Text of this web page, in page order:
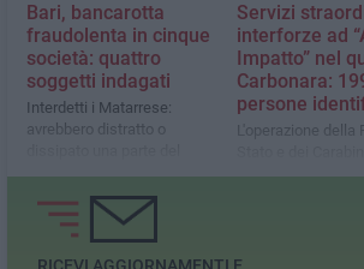
Bari, bancarotta
fraudolenta in cinque
società: quattro
soggetti indagati
Interdetti i Matarrese:
avrebbero distratto o
patrimonio delle società,
pari a oltre 18 milioni di euro
Servizi
interforze ad
Impatto” nel
Carbonara:
persone
L'operazione della